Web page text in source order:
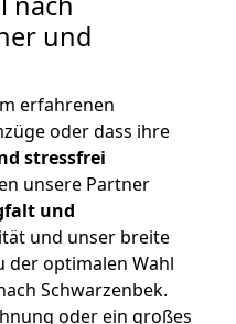
und
erfahrenen
oder dass ihre
stressfrei
unsere Partner
und
und unser breite
der optimalen Wahl
Schwarzenbek.
oder ein großes